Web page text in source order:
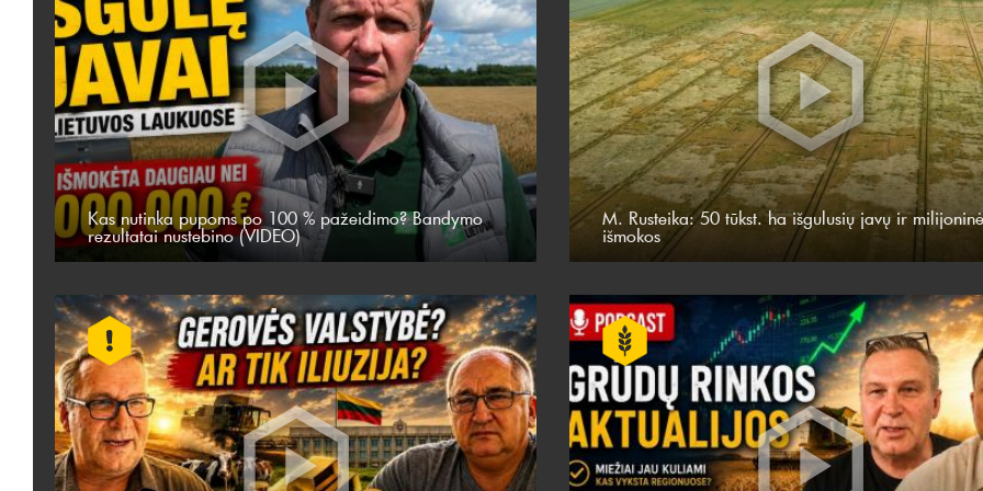
Kas nutinka pupoms po 100 % pažeidimo? Bandymo
rezultatai nustebino (VIDEO)
M. Rusteika: 50 tūkst. ha išgulusių javų ir
išmokos